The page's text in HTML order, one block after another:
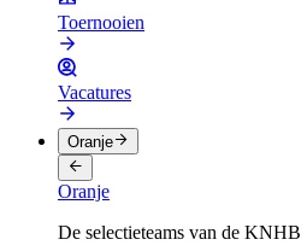
Toernooien
Vacatures
Oranje
Oranje
De selectieteams van de KNHB